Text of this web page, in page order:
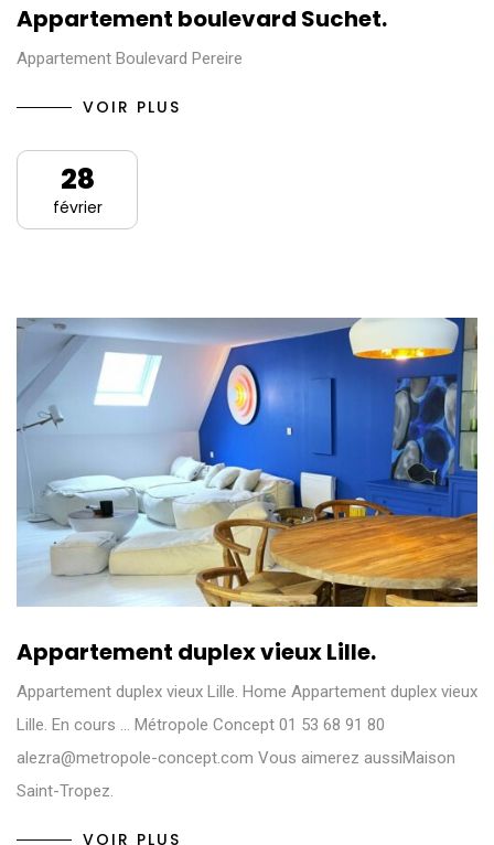
Appartement boulevard Suchet.
Appartement Boulevard Pereire
VOIR PLUS
28
février
Appartement duplex vieux Lille.
Appartement duplex vieux Lille. Home Appartement duplex vieux
Lille. En cours ... Métropole Concept 01 53 68 91 80
alezra@metropole-concept.com Vous aimerez aussiMaison
Saint-Tropez.
VOIR PLUS